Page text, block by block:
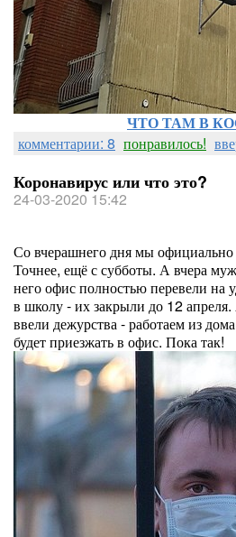
ЧТО ТАМ В
комментарии: 8 понравилось!
Коронавирус или что это?
24-03-2020 15:42
Со вчерашнего дня мы официально
Точнее, ещё с субботы. А вчера
него офис полностью перевели на
в школу - их закрыли до 12
ввели дежурства - работаем из
будет приезжать в офис. Пока так!